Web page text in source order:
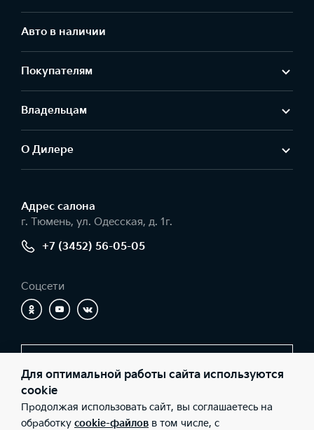
Авто в наличии
Покупателям
Владельцам
О Дилере
Адрес салонa
г. Тюмень, ул. Одесская, д. 1г.
+7 (3452) 56-05-05
Соцсети
© 2026 Юридические лица ООО «Никко» (Фактический адрес: г.
Для оптимальной работы сайта используются
cookie
Продолжая использовать сайт, вы соглашаетесь на
обработку cookie-файлов в том числе, с